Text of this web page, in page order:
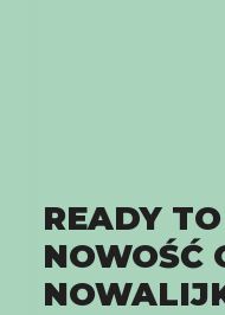
READY
NOWOŚĆ